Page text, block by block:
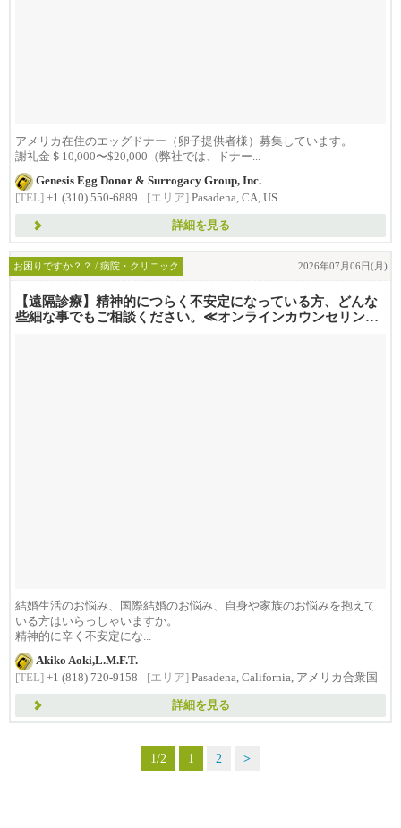
アメリカ在住のエッグドナー（卵子提供者様）募集しています。
謝礼金＄10,000〜$20,000（弊社では、ドナー...
Genesis Egg Donor & Surrogacy Group, Inc.
[TEL] +1 (310) 550-6889 [エリア] Pasadena, CA, US
詳細を見る
お困りですか？？ / 病院・クリニック 2026年07月06日(月)
【遠隔診療】精神的につらく不安定になっている方、どんな
些細な事でもご相談ください。≪オンラインカウンセリング
結婚生活のお悩み、国際結婚のお悩み、自身や家族のお悩みを抱えて
いる方はいらっしゃいますか。
精神的に辛く不安定にな...
Akiko Aoki,L.M.F.T.
[TEL] +1 (818) 720-9158 [エリア] Pasadena, California, アメリカ合衆国
詳細を見る
1/2 1 2 >